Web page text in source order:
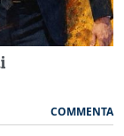
COMMENTA